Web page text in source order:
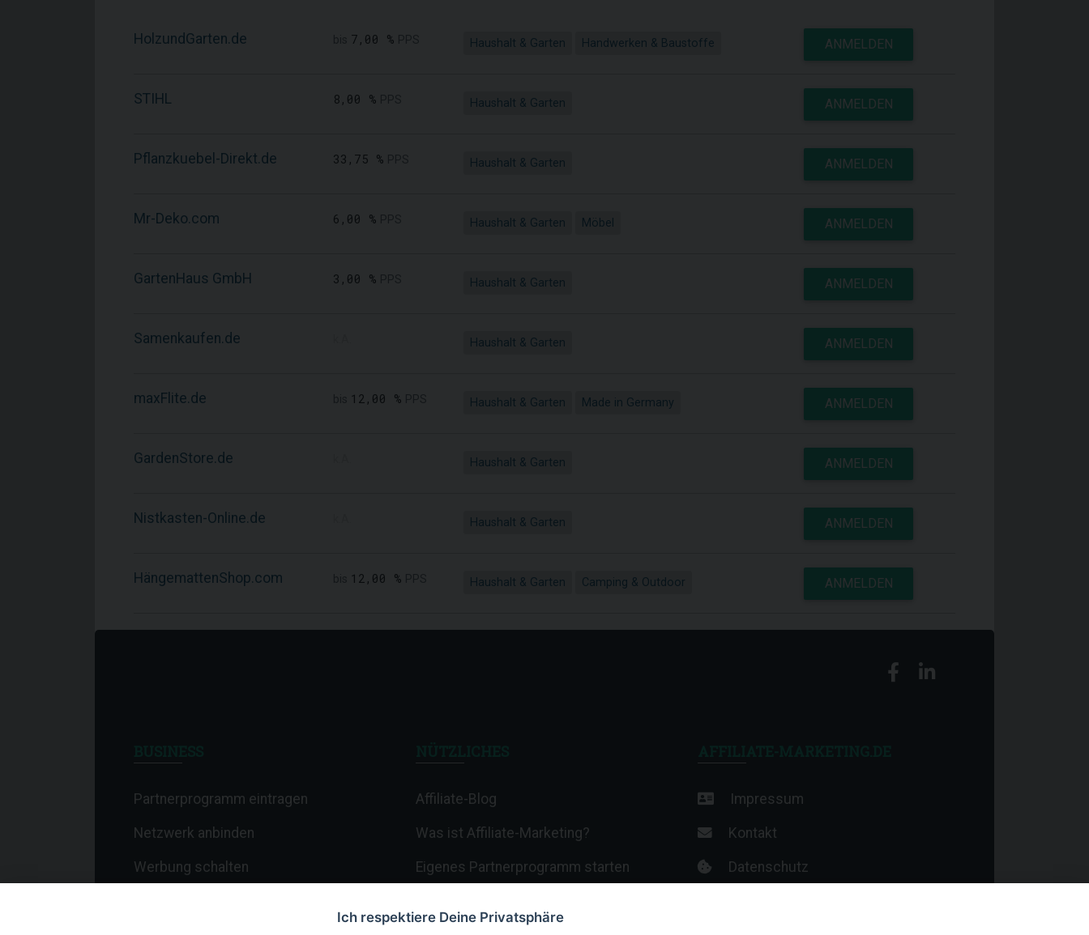
HolzundGarten.de 7,00 % Haushalt & Garten Handwerken & Baustoffe ANMELDEN
STIHL 8,00 % Haushalt & Garten ANMELDEN
Pflanzkuebel-Direkt.de 33,75 % Haushalt & Garten ANMELDEN
Mr-Deko.com 6,00 % Haushalt & Garten Möbel ANMELDEN
GartenHaus GmbH 3,00 % Haushalt & Garten ANMELDEN
Samenkaufen.de Haushalt & Garten ANMELDEN
maxFlite.de 12,00 % Haushalt & Garten Made in Germany ANMELDEN
GardenStore.de Haushalt & Garten ANMELDEN
Nistkasten-Online.de Haushalt & Garten ANMELDEN
HängemattenShop.com 12,00 % Haushalt & Garten Camping & Outdoor ANMELDEN
Partnerprogramm eintragen
Netzwerk anbinden
Werbung schalten
Affiliate-Blog
Was ist Affiliate-Marketing?
Eigenes Partnerprogramm starten
Impressum
Kontakt
Datenschutz
Ich respektiere Deine Privatsphäre